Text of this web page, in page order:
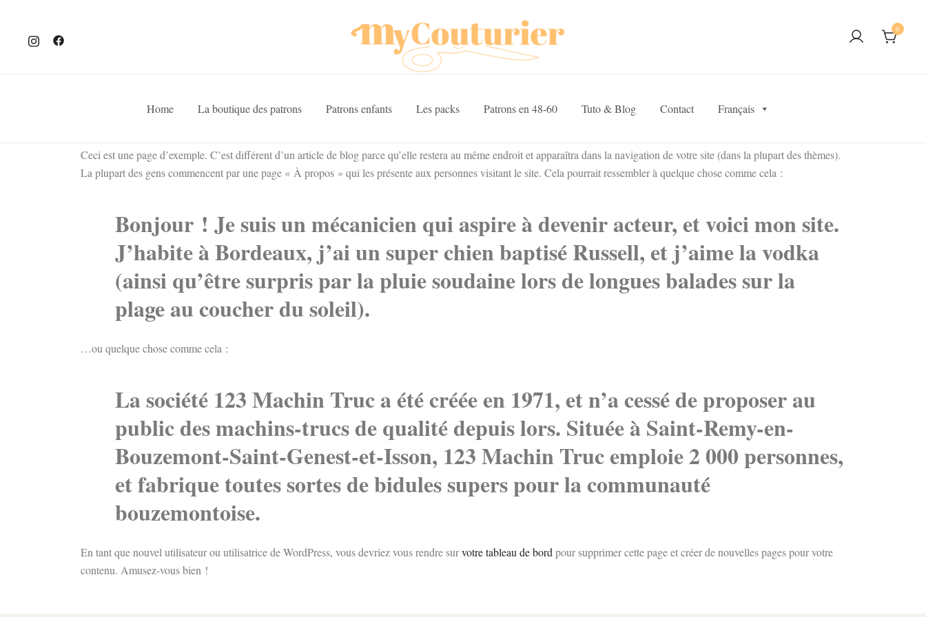
0
Home La boutique des patrons Patrons enfants Les packs Patrons en 48-60 Tuto & Blog Contact Français
Ceci est une page d’exemple. C’est différent d’un article de blog parce qu’elle restera au même endroit et apparaîtra dans la navigation de votre site (dans la plupart des thèmes).
La plupart des gens commencent par une page « À propos » qui les présente aux personnes visitant le site. Cela pourrait ressembler à quelque chose comme cela :
Bonjour ! Je suis un mécanicien qui aspire à devenir acteur, et voici mon site.
J’habite à Bordeaux, j’ai un super chien baptisé Russell, et j’aime la vodka
(ainsi qu’être surpris par la pluie soudaine lors de longues balades sur la
plage au coucher du soleil).
…ou quelque chose comme cela :
La société 123 Machin Truc a été créée en 1971, et n’a cessé de proposer au
public des machins-trucs de qualité depuis lors. Située à Saint-Remy-en-
Bouzemont-Saint-Genest-et-Isson, 123 Machin Truc emploie 2 000 personnes,
et fabrique toutes sortes de bidules supers pour la communauté
bouzemontoise.
En tant que nouvel utilisateur ou utilisatrice de WordPress, vous devriez vous rendre survotre tableau de bord pour supprimer cette page et créer de nouvelles pages pour votre
contenu. Amusez-vous bien !